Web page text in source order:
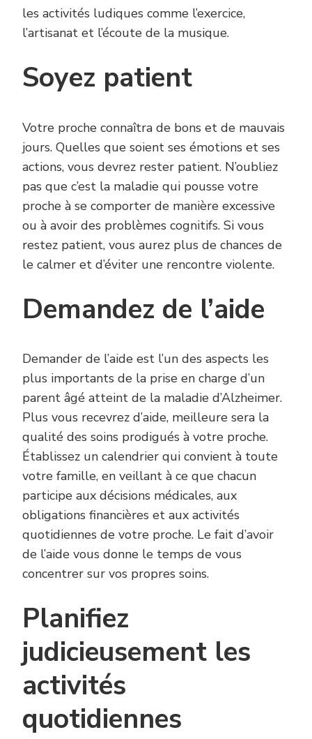
les activités ludiques comme l’exercice,
l’artisanat et l’écoute de la musique.
Soyez patient
Votre proche connaîtra de bons et de mauvais
jours. Quelles que soient ses émotions et ses
actions, vous devrez rester patient. N’oubliez
pas que c’est la maladie qui pousse votre
proche à se comporter de manière excessive
ou à avoir des problèmes cognitifs. Si vous
restez patient, vous aurez plus de chances de
le calmer et d’éviter une rencontre violente.
Demandez de l’aide
Demander de l’aide est l’un des aspects les
plus importants de la prise en charge d’un
parent âgé atteint de la maladie d’Alzheimer.
Plus vous recevrez d’aide, meilleure sera la
qualité des soins prodigués à votre proche.
Établissez un calendrier qui convient à toute
votre famille, en veillant à ce que chacun
participe aux décisions médicales, aux
obligations financières et aux activités
quotidiennes de votre proche. Le fait d’avoir
de l’aide vous donne le temps de vous
concentrer sur vos propres soins.
Planifiez
judicieusement les
activités
quotidiennes